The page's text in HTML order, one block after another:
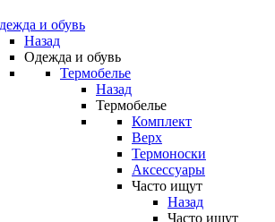
и обувь
Назад
Одежда и обувь
Термобелье
Назад
Термобелье
Комплект
Верх
Термоноски
Аксессуары
Часто ищут
Назад
Часто ищут